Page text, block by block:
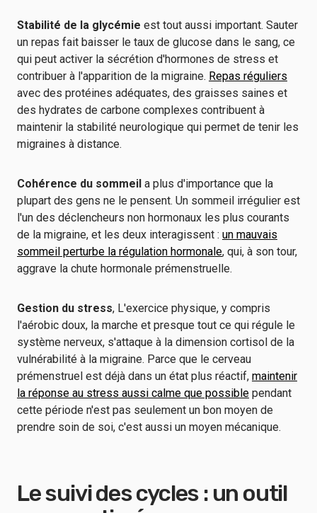
Stabilité de la glycémie est tout aussi important. Sauter
un repas fait baisser le taux de glucose dans le sang, ce
qui peut activer la sécrétion d'hormones de stress et
contribuer à l'apparition de la migraine. Repas réguliers
avec des protéines adéquates, des graisses saines et
des hydrates de carbone complexes contribuent à
maintenir la stabilité neurologique qui permet de tenir les
migraines à distance.
Cohérence du sommeil a plus d'importance que la
plupart des gens ne le pensent. Un sommeil irrégulier est
l'un des déclencheurs non hormonaux les plus courants
de la migraine, et les deux interagissent : un mauvais
sommeil perturbe la régulation hormonale, qui, à son tour,
aggrave la chute hormonale prémenstruelle.
Gestion du stress, L'exercice physique, y compris
l'aérobic doux, la marche et presque tout ce qui régule le
système nerveux, s'attaque à la dimension cortisol de la
vulnérabilité à la migraine. Parce que le cerveau
prémenstruel est déjà dans un état plus réactif, maintenir
la réponse au stress aussi calme que possible pendant
cette période n'est pas seulement un bon moyen de
prendre soin de soi, c'est aussi un moyen mécanique.
Le suivi des cycles : un outil